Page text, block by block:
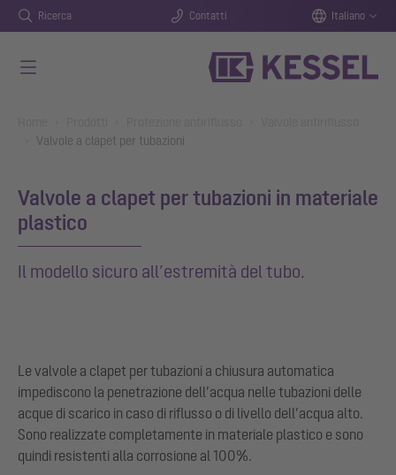
Ricerca Contatti Italiano
Valvole a clapet per tubazioni
Valvole a clapet per tubazioni in materiale
plastico
Il modello sicuro all’estremità del tubo.
Le valvole a clapet per tubazioni a chiusura automatica
impediscono la penetrazione dell’acqua nelle tubazioni delle
acque di scarico in caso di riflusso o di livello dell’acqua alto.
Sono realizzate completamente in materiale plastico e sono
quindi resistenti alla corrosione al 100%.